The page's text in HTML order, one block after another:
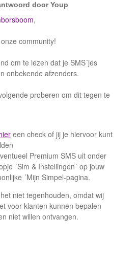
doorYoup
,
community!
om te lezen dat je SMS´jes
onbekende afzenders.
proberen om dit tegen te
een check of jij je hiervoor kunt
Premium SMS uit onder
´Sim & Instellingen´ op jouw
´Mijn Simpel-pagina.
niet tegenhouden, omdat wij
voor klanten kunnen bepalen
niet willen ontvangen.